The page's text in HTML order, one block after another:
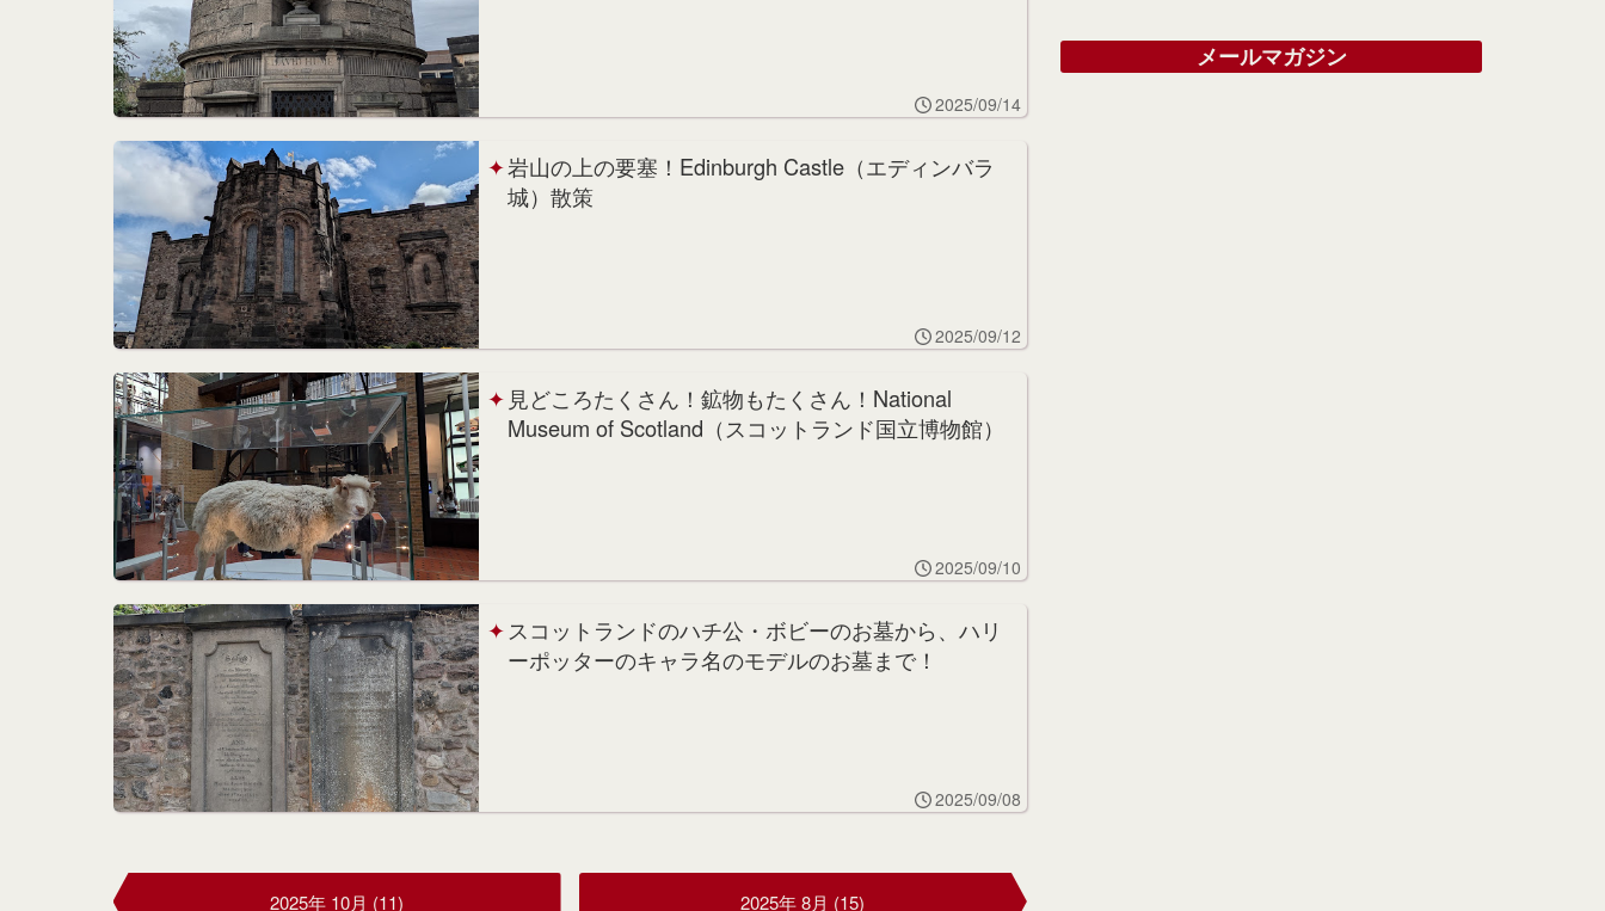
2025/09/14
岩山の上の要塞！Edinburgh Castle（エディンバラ
城）散策
2025/09/12
見どころたくさん！鉱物もたくさん！National
Museum of Scotland（スコットランド国立博物館）
2025/09/10
スコットランドのハチ公・ボビーのお墓から、ハリ
ーポッターのキャラ名のモデルのお墓まで！
2025/09/08
2025年 8月 (15)
2025年 10月 (11)
メールマガジン